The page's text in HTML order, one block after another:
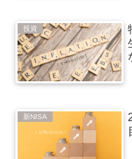
投資
新NISA